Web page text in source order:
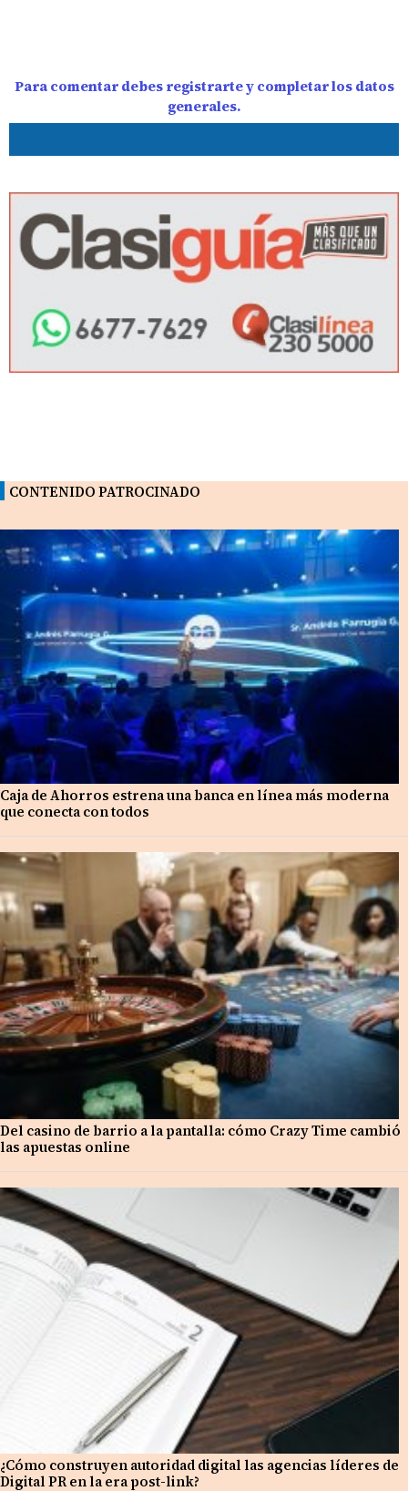
Para comentar debes registrarte y completar los datos
generales.
CONTENIDO PATROCINADO
Caja de Ahorros estrena una banca en línea más moderna
que conecta con todos
Del casino de barrio a la pantalla: cómo Crazy Time cambió
las apuestas online
¿Cómo construyen autoridad digital las agencias líderes de
Digital PR en la era post-link?